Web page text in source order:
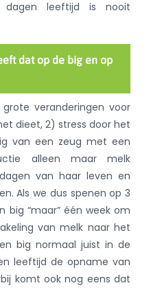
dagen leeftijd is nooit
dat op de big en op
veranderingen voor
dieet, 2) stress door het
van een zeug met een
alleen maar melk
van haar leven en
Als we dus spenen op 3
big “maar” één week om
van melk naar het
big normaal juist in de
leeftijd de opname van
komt ook nog eens dat